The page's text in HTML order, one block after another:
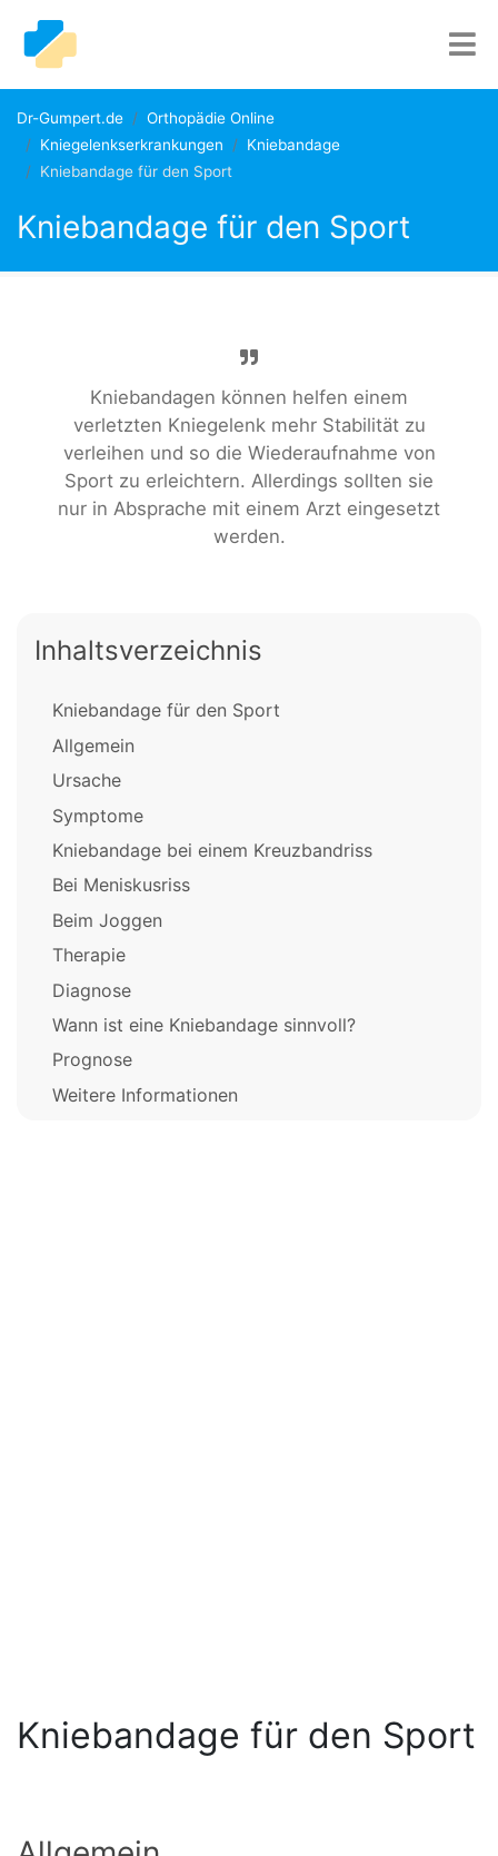
Dr-Gumpert.de
Orthopädie Online
Kniegelenkserkrankungen
Kniebandage
Kniebandage für den Sport
Kniebandage für den Sport
Kniebandagen können helfen einem
verletzten Kniegelenk mehr Stabilität zu
verleihen und so die Wiederaufnahme von
Sport zu erleichtern. Allerdings sollten sie
nur in Absprache mit einem Arzt eingesetzt
werden.
Inhaltsverzeichnis
Kniebandage für den Sport
Allgemein
Ursache
Symptome
Kniebandage bei einem Kreuzbandriss
Bei Meniskusriss
Beim Joggen
Therapie
Diagnose
Wann ist eine Kniebandage sinnvoll?
Prognose
Weitere Informationen
Kniebandage für den Sport